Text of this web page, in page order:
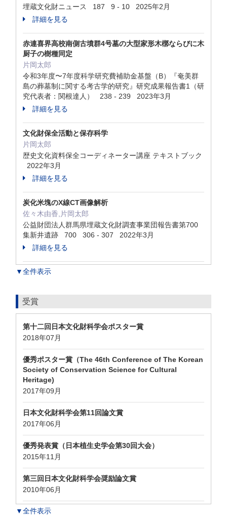
埋蔵文化財ニュース 187 9 - 10 2025年2月
詳細を見る
赤連喜界高校南側古墳群4号墓の大型家形木槨ならびに木
厨子の樹種同定
片岡太郎
令和3年度〜7年度科学研究費補助金基盤（B）『奄美群
島の葬墓制に関する考古学的研究』研究成果報告書1（研
究代表者：関根達人） 238 - 239 2023年3月
詳細を見る
文化財保全活動と保存科学
片岡太郎
歴史文化資料保全コーディネーター講座 テキストブック
2022年3月
詳細を見る
炭化米塊のX線CT画像解析
佐々木由香,片岡太郎
公益財団法人群馬県埋蔵文化財調査事業団報告書第700
集新井遺跡 700 306 - 307 2022年3月
詳細を見る
▼全件表示
受賞
第十二回日本文化財科学会ポスター賞
2018年07月
優秀ポスター賞（The 46th Conference of The Korean
Society of Conservation Science for Cultural
Heritage)
2017年09月
日本文化財科学会第11回論文賞
2017年06月
優秀発表賞（日本植生史学会第30回大会）
2015年11月
第三回日本文化財科学会奨励論文賞
2010年06月
▼全件表示